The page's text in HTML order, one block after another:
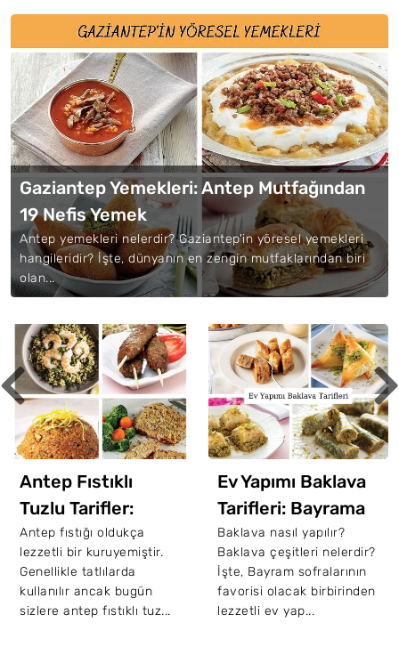
Gaziantep Yemekleri: Antep Mutfağından
19 Nefis Yemek
Antep yemekleri nelerdir? Gaziantep'in yöresel yemekleri
hangileridir? İşte, dünyanın en zengin mutfaklarından biri
olan...
Antep Fıstıklı
Tuzlu Tarifler:
Birbirinden
Lezzetli Antep
Fıstıklı 10 Tuzlu
Tarifi
Antep fıstığı oldukça
lezzetli bir kuruyemiştir.
Genellikle tatlılarda
kullanılır ancak bugün
sizlere antep fıstıklı tuz...
Ev Yapımı Baklava
Tarifleri: Bayrama
Özel 12 Baklava
Tarifi
Baklava nasıl yapılır?
Baklava çeşitleri nelerdir?
İşte, Bayram sofralarının
favorisi olacak birbirinden
lezzetli ev yap...